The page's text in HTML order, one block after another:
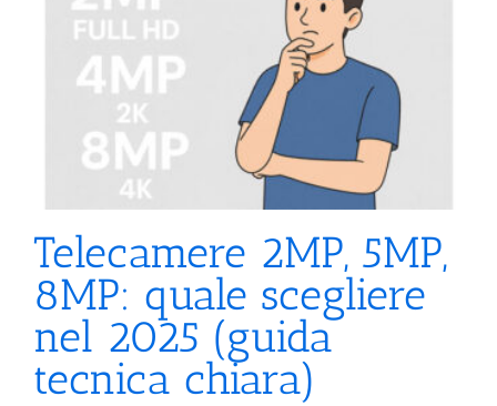
Telecamere 2MP, 5MP,
8MP: quale scegliere
nel 2025 (guida
tecnica chiara)